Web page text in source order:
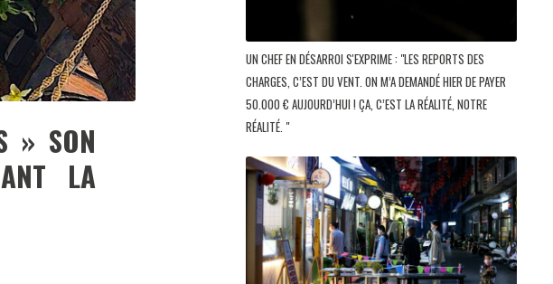
» SON
LA
UN CHEF EN DÉSARROI S'EXPRIME : "LES REPORTS DES
CHARGES, C’EST DU VENT. ON M’A DEMANDÉ HIER DE PAYER
50.000 € AUJOURD’HUI ! ÇA, C’EST LA RÉALITÉ, NOTRE
RÉALITÉ. "